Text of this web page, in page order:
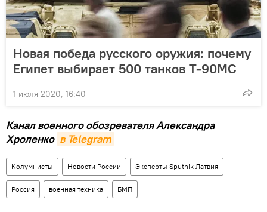
Новая победа русского оружия: почему
Египет выбирает 500 танков Т-90МС
1 июля 2020, 16:40
Канал военного обозревателя Александра
Хроленко в Telegram
Колумнисты Новости России Эксперты Sputnik Латвия
Россия военная техника БМП